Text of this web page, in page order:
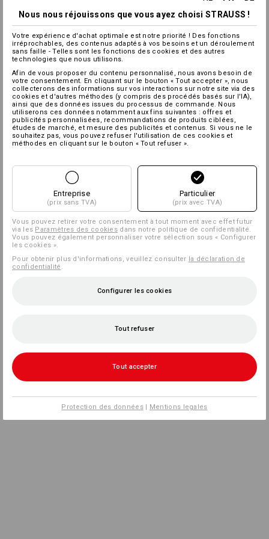
Nous nous réjouissons que vous ayez choisi STRAUSS !
Votre expérience d'achat optimale est notre priorité ! Des fonctions
irréprochables, des contenus adaptés à vos besoins et un déroulement
sans faille - Telles sont les fonctions des cookies et des autres
technologies que nous utilisons.
Afin de vous proposer du contenu personnalisé, nous avons besoin de
votre consentement. En cliquant sur le bouton « Tout accepter », nous
collecterons des informations sur vos interactions sur notre site via des
cookies et d'autres méthodes (y compris des procédés basés sur l'IA),
ainsi que des données issues du processus de commande. Nous
utiliserons ces données notamment aux fins suivantes : offres et
publicités personnalisées, recommandations de produits ciblées,
études de marché, et mesure des publicités et contenus. Si vous ne le
souhaitez pas, vous pouvez refuser l'utilisation de ces cookies et
méthodes en cliquant sur le bouton « Tout refuser ».
Entreprise
(prix sans TVA)
Particulier
(prix avec TVA)
Vous pouvez retirer votre consentement à tout moment avec effet futur
via les Paramètres des cookies dans notre politique de confidentialité.
Vous pouvez également personnaliser votre sélection sous « Configurer
les cookies ».
Pour obtenir plus d'informations, veuillez consulter la déclaration de
confidentialité
Configurer les cookies
Tout refuser
Tout accepter
Protection des données| Mentions legales